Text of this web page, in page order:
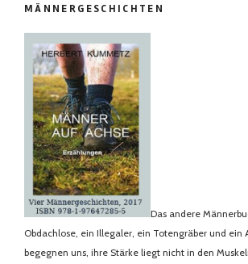
MÄNNERGESCHICHTEN
Das andere
Obdachlose, ein Illegaler, ein Totengräber und ein
begegnen uns, ihre Stärke liegt nicht in den